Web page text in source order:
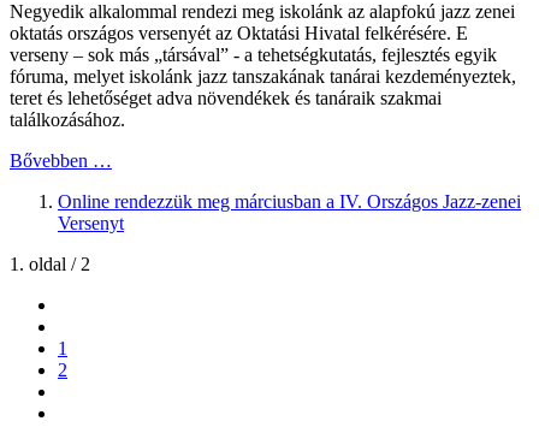
Negyedik alkalommal rendezi meg iskolánk az alapfokú jazz zenei
oktatás országos versenyét az Oktatási Hivatal felkérésére. E
verseny – sok más „társával” - a tehetségkutatás, fejlesztés egyik
fóruma, melyet iskolánk jazz tanszakának tanárai kezdeményeztek,
teret és lehetőséget adva növendékek és tanáraik szakmai
találkozásához.
Bővebben …
Online rendezzük meg márciusban a IV. Országos Jazz-zenei
Versenyt
1. oldal / 2
1
2